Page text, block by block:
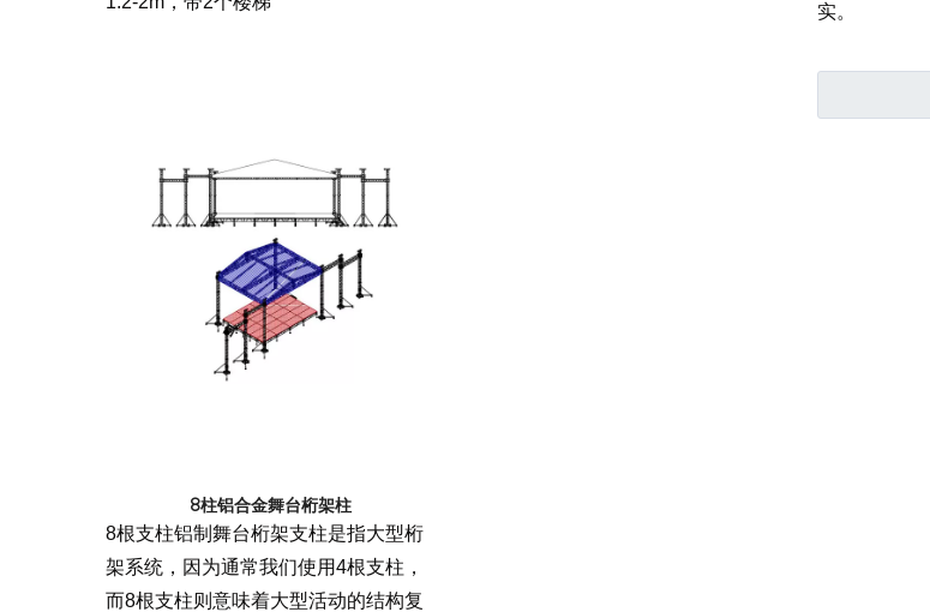
实。
8柱铝合金舞台桁架柱
8根支柱铝制舞台桁架支柱是指大型桁
架系统，因为通常我们使用4根支柱，
而8根支柱则意味着大型活动的结构复